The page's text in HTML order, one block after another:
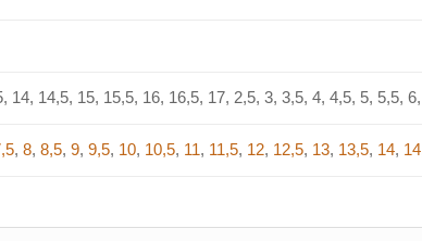
14, 14,5, 15, 15,5, 16, 16,5, 17, 2,5, 3, 3,5, 4, 4,5, 5, 5,5,
,8,8,5,9,9,5, 10, 10,5, 11, 11,5, 12, 12,5, 13, 13,5, 14,